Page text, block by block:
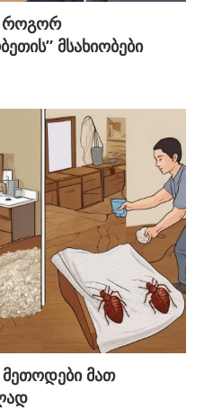
როგორ
მსახიობები
მათ